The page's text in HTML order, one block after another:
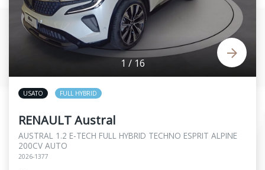
1 / 16
USATO FULL HYBRID
RENAULT Austral
AUSTRAL 1.2 E-TECH FULL HYBRID TECHNO ESPRIT ALPINE
200CV AUTO
2026-1377